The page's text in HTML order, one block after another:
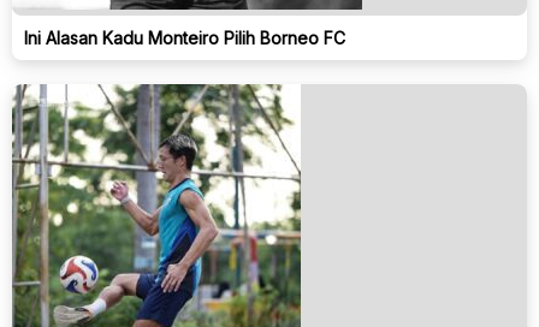
Ini Alasan Kadu Monteiro Pilih Borneo FC